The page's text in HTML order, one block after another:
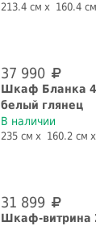
213.4 см 160.4 см
37 990
Шкаф Бланка
белый глянец
В наличии
235 см 160.2 см
31 899
Шкаф-витрина